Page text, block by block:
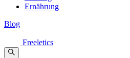
Ernährung
Blog
Freeletics